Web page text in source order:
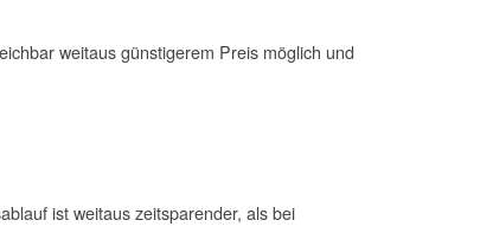
weitaus günstigerem Preis möglich und
ist weitaus zeitsparender, als bei